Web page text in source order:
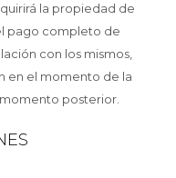
la propiedad de
pago completo de
con los mismos,
en el momento de la
posterior.